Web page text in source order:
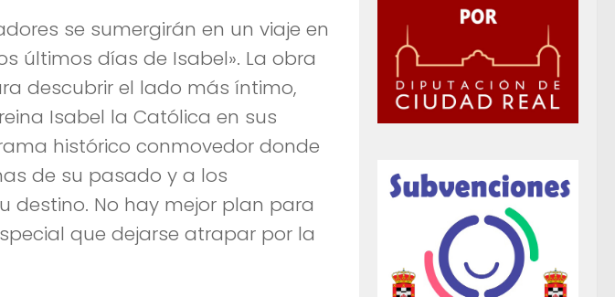
se sumergirán en un viaje en
últimos días de Isabel». La obra
descubrir el lado más íntimo,
Isabel la Católica en sus
histórico conmovedor donde
de su pasado y a los
destino. No hay mejor plan para
que dejarse atrapar por la